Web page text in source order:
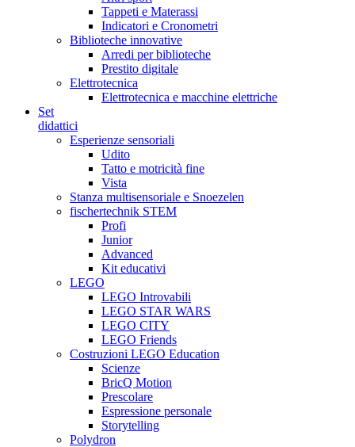
Tappeti e Materassi
Indicatori e Cronometri
Biblioteche innovative
Arredi per biblioteche
Prestito digitale
Elettrotecnica
Elettrotecnica e macchine elettriche
Set
didattici
Esperienze sensoriali
Udito
Tatto e motricità fine
Vista
Stanza multisensoriale e Snoezelen
fischertechnik STEM
Profi
Junior
Advanced
Kit educativi
LEGO
LEGO Introvabili
LEGO STAR WARS
LEGO CITY
LEGO Friends
Costruzioni LEGO Education
Scienze
BricQ Motion
Prescolare
Espressione personale
Storytelling
Polydron